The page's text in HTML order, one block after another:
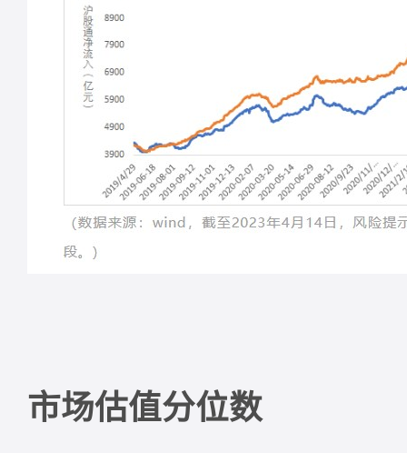
市场估值分位数